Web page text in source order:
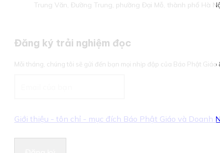
Trung Văn, Đường Trung, phường Đại Mỗ, thành phố Hà
Đăng ký trải nghiệm đọc
Mỗi tháng, chúng tôi sẽ gửi đến bạn mọi nhịp đập của Báo Phật Giáo
Giới thiệu - tôn chỉ - mục đích Báo Phật Giáo và Doanh